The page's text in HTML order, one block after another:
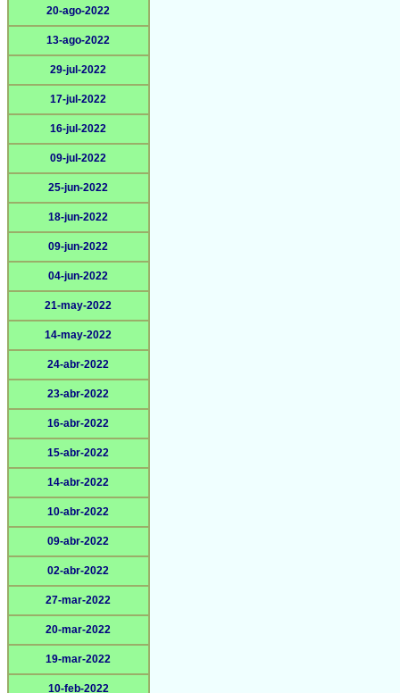
20-ago-2022
13-ago-2022
29-jul-2022
17-jul-2022
16-jul-2022
09-jul-2022
25-jun-2022
18-jun-2022
09-jun-2022
04-jun-2022
21-may-2022
14-may-2022
24-abr-2022
23-abr-2022
16-abr-2022
15-abr-2022
14-abr-2022
10-abr-2022
09-abr-2022
02-abr-2022
27-mar-2022
20-mar-2022
19-mar-2022
10-feb-2022